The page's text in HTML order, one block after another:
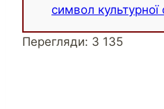
символ культурної
Перегляди: 3 135